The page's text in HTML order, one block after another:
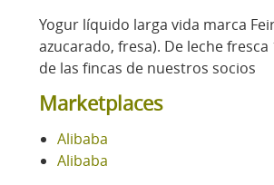
Yogur líquido larga vida marca
azucarado, fresa). De leche
de las fincas de nuestros socios
Marketplaces
Alibaba
Alibaba